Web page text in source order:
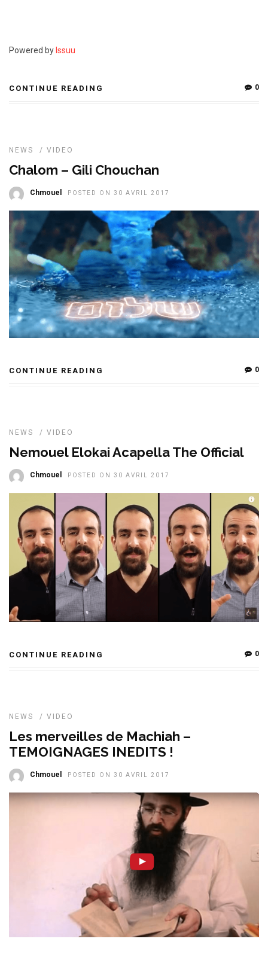
Powered by Issuu
CONTINUE READING 0
NEWS / VIDEO
Chalom – Gili Chouchan
Chmouel POSTED ON 30 AVRIL 2017
CONTINUE READING 0
NEWS / VIDEO
Nemouel Elokai Acapella The Official
Chmouel POSTED ON 30 AVRIL 2017
CONTINUE READING 0
NEWS / VIDEO
Les merveilles de Machiah –
TEMOIGNAGES INEDITS !
Chmouel POSTED ON 30 AVRIL 2017